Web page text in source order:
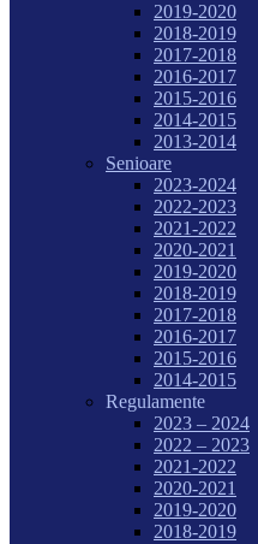
2019-2020
2018-2019
2017-2018
2016-2017
2015-2016
2014-2015
2013-2014
Senioare
2023-2024
2022-2023
2021-2022
2020-2021
2019-2020
2018-2019
2017-2018
2016-2017
2015-2016
2014-2015
Regulamente
2023 – 2024
2022 – 2023
2021-2022
2020-2021
2019-2020
2018-2019